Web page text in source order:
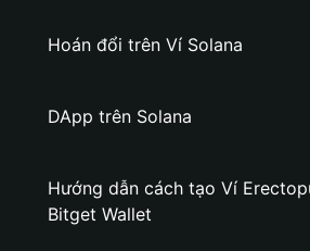
Hoán đổi trên Ví Solana
DApp trên Solana
Hướng dẫn cách tạo Ví
Bitget Wallet